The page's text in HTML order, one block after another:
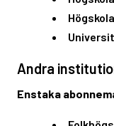
Andra
Enstaka